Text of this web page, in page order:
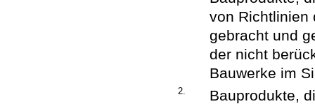
von Richtlinien
gebracht und
der nicht
Bauwerke im
2.
Bauprodukte,